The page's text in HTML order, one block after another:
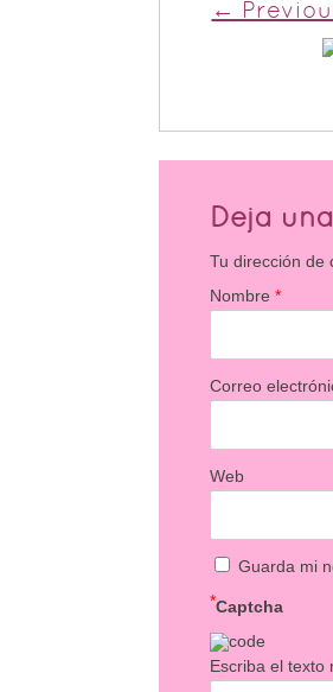
←
Deja
Tu dirección de
Nombre*
Correo
Web
Guarda mi
Captcha
*
Escriba el texto